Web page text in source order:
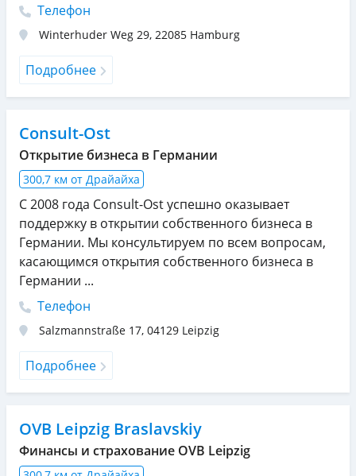
Телефон
Winterhuder Weg 29, 22085 Hamburg
Подробнее
Consult-Ost
Открытие бизнеса в Германии
300,7 км от Драйайха
С 2008 года Consult-Ost успешно оказывает
поддержку в открытии собственного бизнеса в
Германии. Мы консультируем по всем вопросам,
касающимся открытия собственного бизнеса в
Германии ...
Телефон
Salzmannstraße 17, 04129 Leipzig
Подробнее
OVB Leipzig Braslavskiy
Финансы и страхование OVB Leipzig